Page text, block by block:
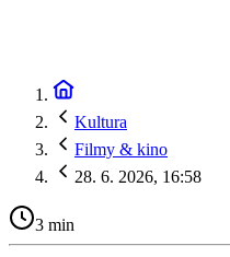
Kultura
Filmy & kino
28. 6. 2026, 16:58
3 min